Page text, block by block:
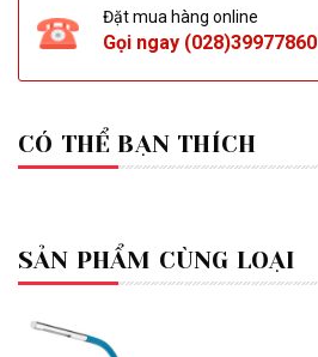
Đặt mua hàng online
Gọi ngay (028)39977860
CÓ THỂ BẠN THÍCH
SẢN PHẨM CÙNG LOẠI